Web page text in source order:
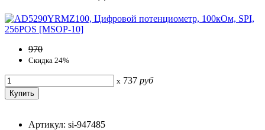
970
Скидка 24%
x 737 руб
Артикул: si-947485